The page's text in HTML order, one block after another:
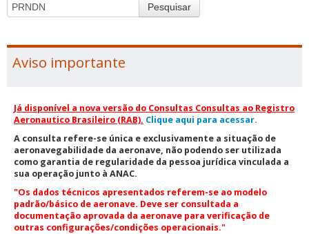
Pesquisar
Aviso importante
Já disponível a nova versão do Consultas Consultas ao Registro
Aeronautico Brasileiro (RAB). Clique aqui para acessar.
A consulta refere-se única e exclusivamente a situação de
aeronavegabilidade da aeronave, não podendo ser utilizada
como garantia de regularidade da pessoa jurídica vinculada a
sua operação junto à ANAC.
"Os dados técnicos apresentados referem-se ao modelo
padrão/básico de aeronave. Deve ser consultada a
documentação aprovada da aeronave para verificação de
outras configurações/condições operacionais."